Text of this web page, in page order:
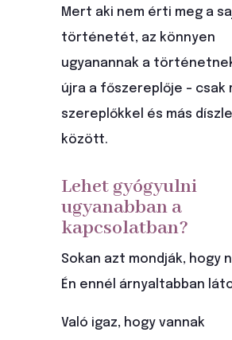
Mert aki nem érti meg a
történetét, az könnyen
ugyanannak a
újra a főszereplője – csak
szereplőkkel és más
között.
Lehet gyógyulni
ugyanabban a
kapcsolatban?
Sokan azt mondják, hogy
Én ennél árnyaltabban
Való igaz, hogy vannak